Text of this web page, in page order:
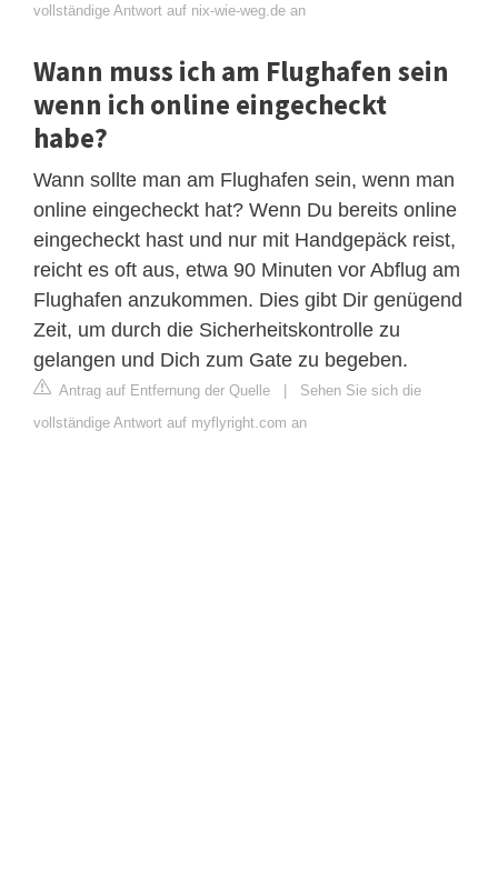
vollständige Antwort auf nix-wie-weg.de an
Wann muss ich am Flughafen sein
wenn ich online eingecheckt
habe?
Wann sollte man am Flughafen sein, wenn man
online eingecheckt hat? Wenn Du bereits online
eingecheckt hast und nur mit Handgepäck reist,
reicht es oft aus, etwa 90 Minuten vor Abflug am
Flughafen anzukommen. Dies gibt Dir genügend
Zeit, um durch die Sicherheitskontrolle zu
gelangen und Dich zum Gate zu begeben.
Antrag auf Entfernung der Quelle | Sehen Sie sich die
vollständige Antwort auf myflyright.com an